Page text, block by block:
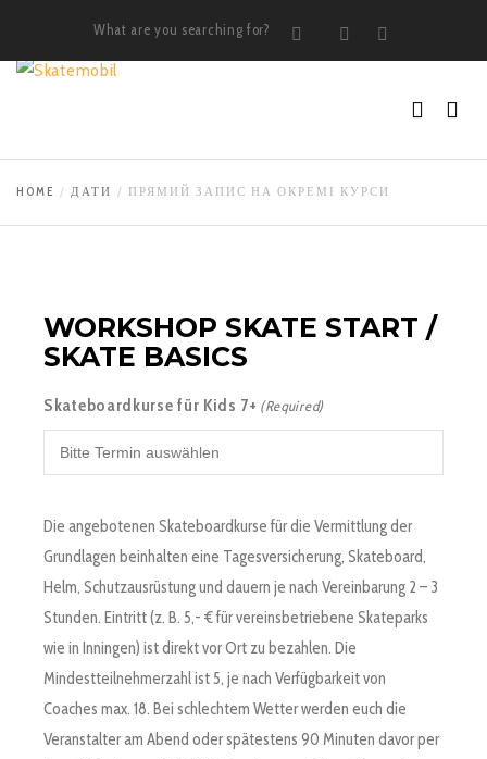
What are you searching for? Search Instagram
HOME ДАТИ ПРЯМИЙ ЗАПИС НА ОКРЕМІ КУРСИ
WORKSHOP SKATE START /
SKATE BASICS
Skateboardkurse für Kids 7+ (Required)
Die angebotenen Skateboardkurse für die Vermittlung der
Grundlagen beinhalten eine Tagesversicherung, Skateboard,
Helm, Schutzausrüstung und dauern je nach Vereinbarung 2 – 3
Stunden. Eintritt (z. B. 5,- € für vereinsbetriebene Skateparks
wie in Inningen) ist direkt vor Ort zu bezahlen. Die
Mindestteilnehmerzahl ist 5, je nach Verfügbarkeit von
Coaches max. 18. Bei schlechtem Wetter werden euch die
Veranstalter am Abend oder spätestens 90 Minuten davor per